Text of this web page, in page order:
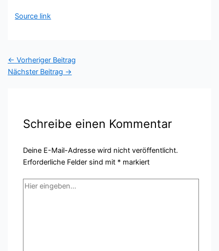
Source link
← Vorheriger Beitrag
Nächster Beitrag →
Schreibe einen Kommentar
Deine E-Mail-Adresse wird nicht veröffentlicht.
Erforderliche Felder sind mit * markiert
Hier